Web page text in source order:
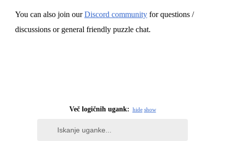
You can also join ourDiscord community for questions /
discussions or general friendly puzzle chat.
Več logičnih ugank: hide show